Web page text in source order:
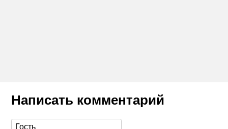
Написать комментарий